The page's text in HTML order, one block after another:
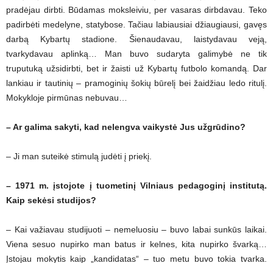
pradėjau dirbti. Būdamas moksleiviu, per vasaras dirbdavau. Teko
padirbėti medelyne, statybose. Tačiau labiausiai džiaugiausi, gavęs
darbą Kybartų stadione. Šienaudavau, laistydavau veją,
tvarkydavau aplinką… Man buvo sudaryta galimybė ne tik
truputuką užsidirbti, bet ir žaisti už Kybartų futbolo komandą. Dar
lankiau ir tautinių – pramoginių šokių būrelį bei žaidžiau ledo ritulį.
Mokykloje pirmūnas nebuvau…
– Ar galima sakyti, kad nelengva vaikystė Jus užgrūdino?
– Ji man suteikė stimulą judėti į priekį.
– 1971 m. įstojote į tuometinį Vilniaus pedagoginį institutą.
Kaip sekėsi studijos?
– Kai važiavau studijuoti – nemeluosiu – buvo labai sunkūs laikai.
Viena sesuo nupirko man batus ir kelnes, kita nupirko švarką…
Įstojau mokytis kaip „kandidatas“ – tuo metu buvo tokia tvarka.